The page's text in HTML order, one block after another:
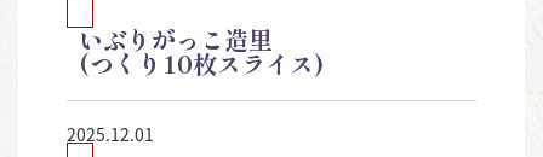
いぶりがっこ造里
(つくり10枚スライス)
2025.12.01